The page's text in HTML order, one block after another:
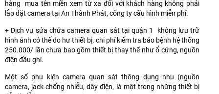
hàng mua tên miền xem từ xa đối với khách hàng không phải
lắp đặt camera tại An Thành Phát, công ty cấu hình miễn phí.
+ Dịch vụ sửa chửa camera quan sát tại quận 1 không lưu trữ
hình ảnh có thể do hư thiết bị. chi phí kiểm tra báo bệnh hệ thống
250.000/ lần chưa bao gồm thiết bị thay thế như ổ cứng, nguồn
điện đầu ghi.
Một số phụ kiện camera quan sát thông dụng nhu (nguồn
camera, jack chống nhiễu, dây điện, là một trong những thiết bị